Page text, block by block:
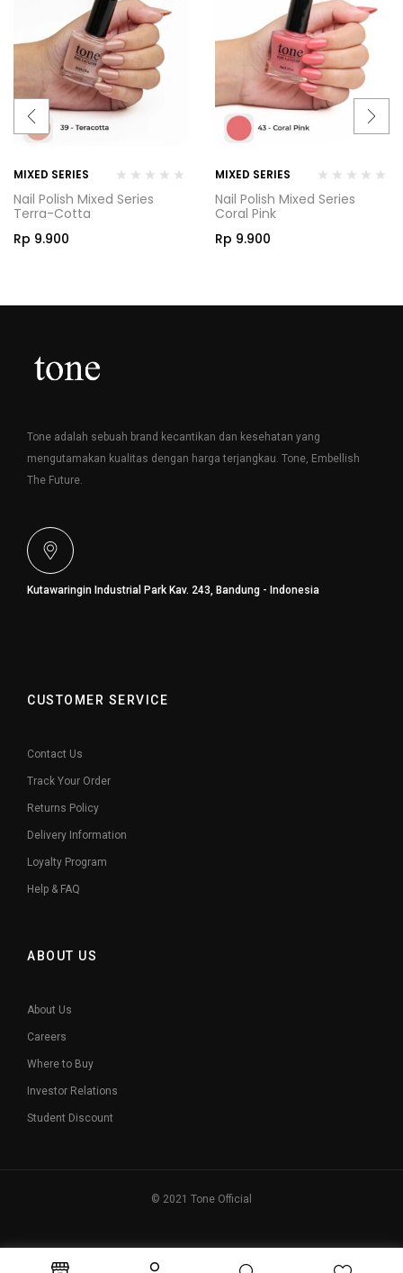
MIXED SERIES
Nail Polish Mixed Series
Terra-Cotta
Rp 9.900
MIXED SERIES
Nail Polish Mixed Series
Coral Pink
Rp 9.900
Tone adalah sebuah brand kecantikan dan kesehatan yang
mengutamakan kualitas dengan harga terjangkau. Tone, Embellish
The Future.
Kutawaringin Industrial Park Kav. 243, Bandung - Indonesia
CUSTOMER SERVICE
Contact Us
Track Your Order
Returns Policy
Delivery Information
Loyalty Program
Help & FAQ
ABOUT US
About Us
Careers
Where to Buy
Investor Relations
Student Discount
© 2021 Tone Official